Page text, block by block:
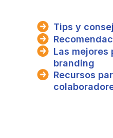
Tips y
Las
branding
Recursos